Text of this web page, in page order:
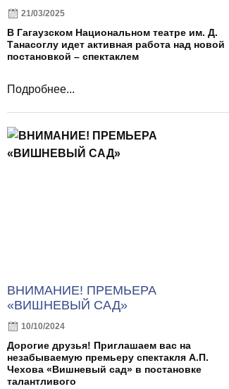
21/03/2025
В Гагаузском Национальном театре им. Д.
Танасоглу идет активная работа над новой
постановкой – спектаклем
Подробнее...
ВНИМАНИЕ! ПРЕМЬЕРА
«ВИШНЕВЫЙ САД»
10/10/2024
Дорогие друзья! Приглашаем вас на
незабываемую премьеру спектакля А.П.
Чехова «Вишневый сад» в постановке
талантливого